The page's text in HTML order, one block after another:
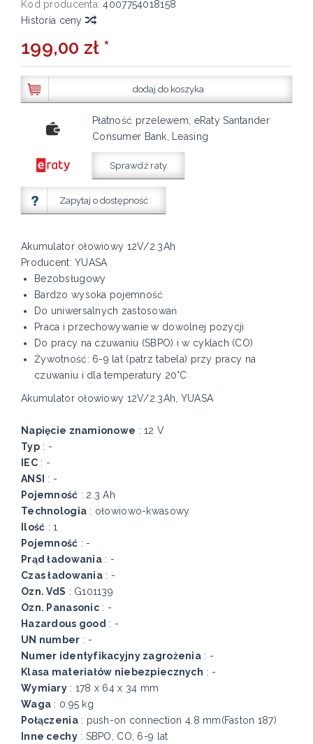
Kod producenta: 4007754018158
Historia ceny
199,00 zł *
dodaj do koszyka
Płatność przelewem, eRaty Santander
Consumer Bank, Leasing
Sprawdź raty
Zapytaj o dostępność
Akumulator ołowiowy 12V/2.3Ah
Producent: YUASA
Bezobsługowy
Bardzo wysoka pojemność
Do uniwersalnych zastosowań
Praca i przechowywanie w dowolnej pozycji
Do pracy na czuwaniu (SBPO) i w cyklach (CO)
Żywotność: 6-9 lat (patrz tabela) przy pracy na
czuwaniu i dla temperatury 20°C
Akumulator ołowiowy 12V/2.3Ah, YUASA
Napięcie znamionowe : 12 V
Typ: -
IEC: -
ANSI
: -
Pojemność : 2.3 Ah
Technologia : ołowiowo-kwasowy
Ilość : 1
Pojemność : -
Prąd ładowania: -
Czas ładowania: -
Ozn. VdS : G101139
Ozn. Panasonic: -
Hazardous good : -
UN number : -
Numer identyfikacyjny zagrożenia: -
Klasa materiałów niebezpiecznych : -
Wymiary: 178 x 64 x 34 mm
Waga : 0.95 kg
Połączenia: push-on connection 4.8 mm(Faston 187)
Inne cechy: SBPO, CO, 6-9 lat